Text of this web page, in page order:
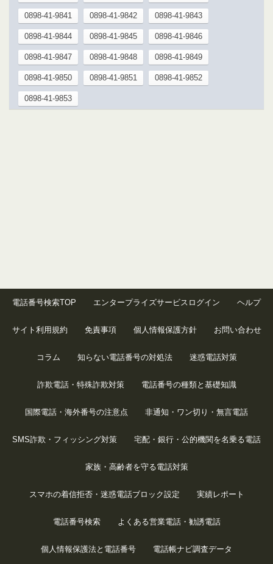
0898-41-9841 0898-41-9842 0898-41-9843
0898-41-9844 0898-41-9845 0898-41-9846
0898-41-9847 0898-41-9848 0898-41-9849
0898-41-9850 0898-41-9851 0898-41-9852
0898-41-9853
電話番号検索TOP エンタープライズサービスログイン ヘルプ
サイト利用規約 免責事項 個人情報保護方針 お問い合わせ
コラム 知らない電話番号の対処法 迷惑電話対策
詐欺電話・特殊詐欺対策 電話番号の種類と基礎知識
国際電話・海外番号の注意点 非通知・ワン切り・無言電話
SMS詐欺・フィッシング対策 宅配・銀行・公的機関を名乗る電話
家族・高齢者を守る電話対策
スマホの着信拒否・迷惑電話ブロック設定 実績レポート
電話番号検索 よくある営業電話・勧誘電話
個人情報保護法と電話番号 電話帳ナビ調査データ